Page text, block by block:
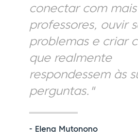
conectar com mais
professores, ouvir
problemas e criar
que realmente
respondessem às
perguntas."
- Elena Mutonono